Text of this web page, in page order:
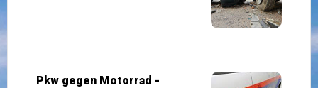
Pkw gegen Motorrad -